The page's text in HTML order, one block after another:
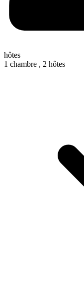
hôtes
1 chambre , 2 hôtes